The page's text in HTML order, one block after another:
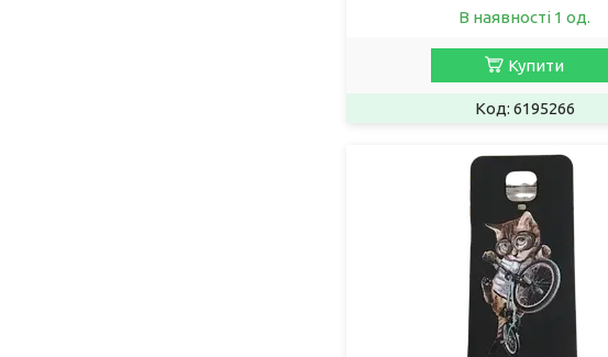
В наявності 1 од.
Купити
6195266